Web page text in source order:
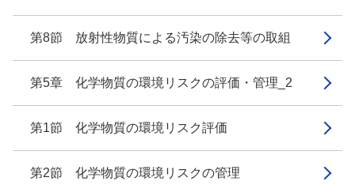
第8節 放射性物質による汚染の除去等の取組
第5章 化学物質の環境リスクの評価・管理_2
第1節 化学物質の環境リスク評価
第2節 化学物質の環境リスクの管理